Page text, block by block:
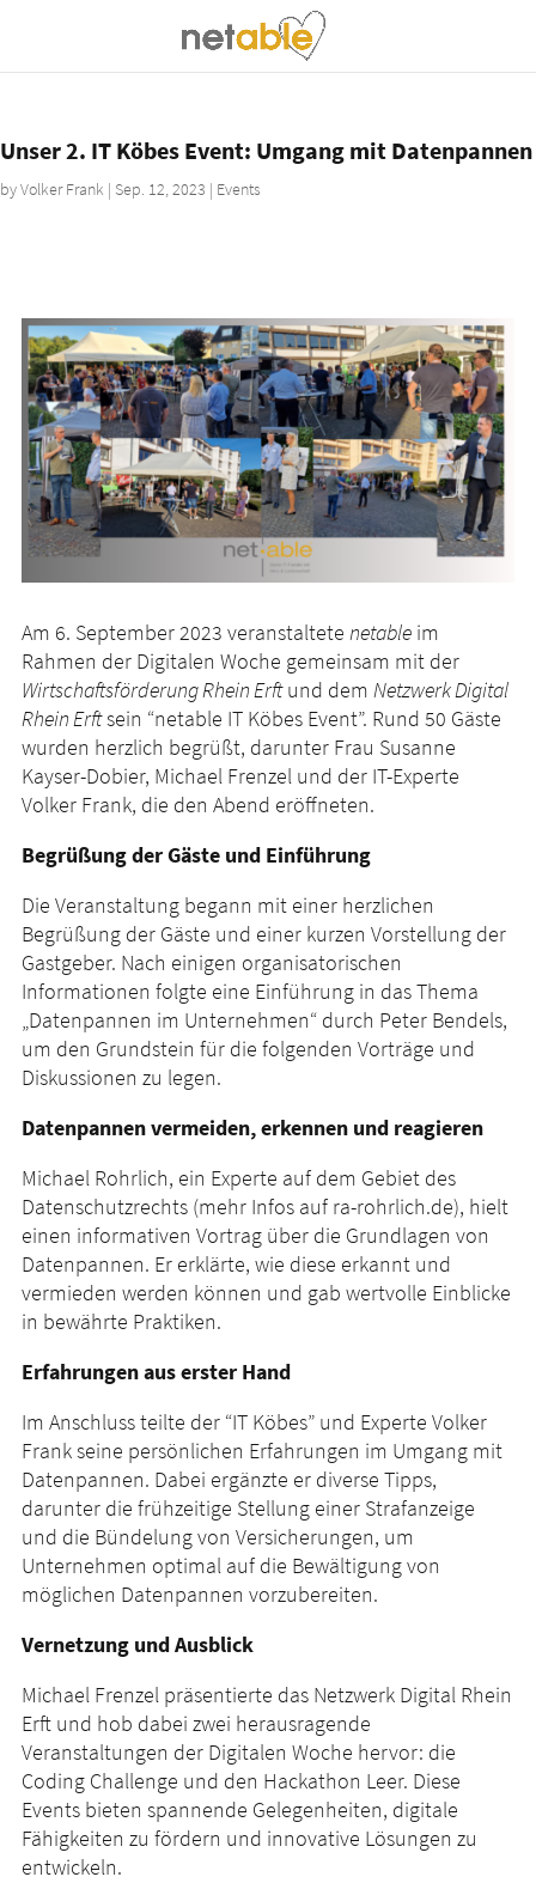
Unser 2. IT Köbes Event: Umgang mit Datenpannen
byVolker Frank | Sep. 12, 2023 | Events
Am 6. September 2023 veranstaltete netable im
Rahmen der Digitalen Woche gemeinsam mit der
Wirtschaftsförderung Rhein Erftund dem Netzwerk Digital
Rhein Erftsein “netable IT Köbes Event”. Rund 50 Gäste
wurden herzlich begrüßt, darunter Frau Susanne
Kayser-Dobier, Michael Frenzel und der IT-Experte
Volker Frank, die den Abend eröffneten.
Begrüßung der Gäste und Einführung
Die Veranstaltung begann mit einer herzlichen
Begrüßung der Gäste und einer kurzen Vorstellung der
Gastgeber. Nach einigen organisatorischen
Informationen folgte eine Einführung in das Thema
„Datenpannen im Unternehmen“ durch Peter Bendels,
um den Grundstein für die folgenden Vorträge und
Diskussionen zu legen.
Datenpannen vermeiden, erkennen und reagieren
Michael Rohrlich, ein Experte auf dem Gebiet des
Datenschutzrechts (mehr Infos auf ra-rohrlich.de), hielt
einen informativen Vortrag über die Grundlagen von
Datenpannen. Er erklärte, wie diese erkannt und
vermieden werden können und gab wertvolle Einblicke
in bewährte Praktiken.
Erfahrungen aus erster Hand
Im Anschluss teilte der “IT Köbes” und Experte Volker
Frank seine persönlichen Erfahrungen im Umgang mit
Datenpannen. Dabei ergänzte er diverse Tipps,
darunter die frühzeitige Stellung einer Strafanzeige
und die Bündelung von Versicherungen, um
Unternehmen optimal auf die Bewältigung von
möglichen Datenpannen vorzubereiten.
Vernetzung und Ausblick
Michael Frenzel präsentierte das Netzwerk Digital Rhein
Erft und hob dabei zwei herausragende
Veranstaltungen der Digitalen Woche hervor: die
Coding Challenge und den Hackathon Leer. Diese
Events bieten spannende Gelegenheiten, digitale
Fähigkeiten zu fördern und innovative Lösungen zu
entwickeln.